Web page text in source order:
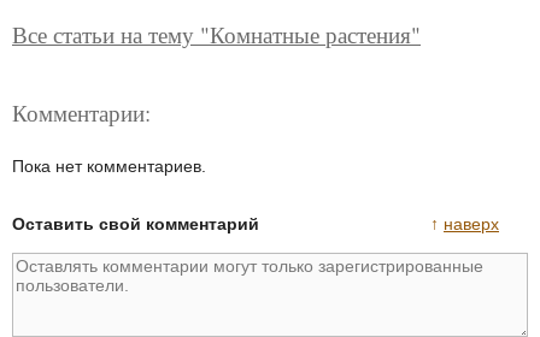
Все статьи на тему "Комнатные растения"
Комментарии:
Пока нет комментариев.
↑ наверх
Оставить свой комментарий